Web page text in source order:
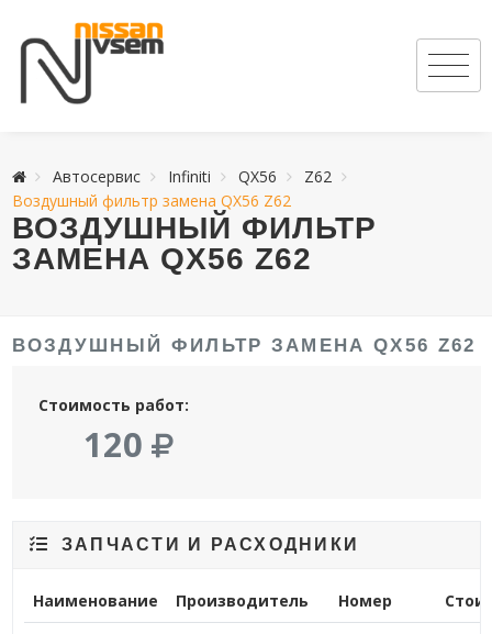
Автосервис Infiniti QX56
Z62
Воздушный фильтр замена QX56 Z62
ВОЗДУШНЫЙ ФИЛЬТР
ЗАМЕНА QX56 Z62
ВОЗДУШНЫЙ ФИЛЬТР ЗАМЕНА QX56 Z62
Стоимость работ:
120
ЗАПЧАСТИ И РАСХОДНИКИ
Наименование Производитель Номер